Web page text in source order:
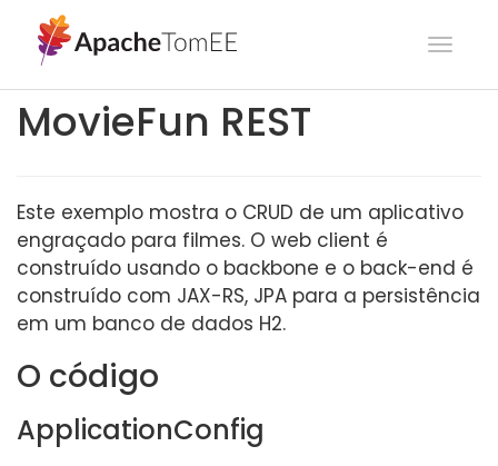
MovieFun REST
Este exemplo mostra o CRUD de um aplicativo
engraçado para filmes. O web client é
construído usando o backbone e o back-end é
construído com JAX-RS, JPA para a persistência
em um banco de dados H2.
O código
ApplicationConfig